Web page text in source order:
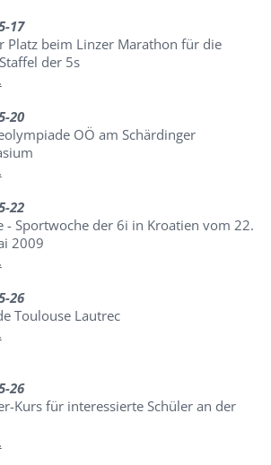
17
Platz beim Linzer Marathon für die
der 5s
20
OÖ am Schärdinger
22
- Sportwoche der 6i in Kroatien vom 22.
2009
26
Toulouse Lautrec
26
Kurs für interessierte Schüler an der